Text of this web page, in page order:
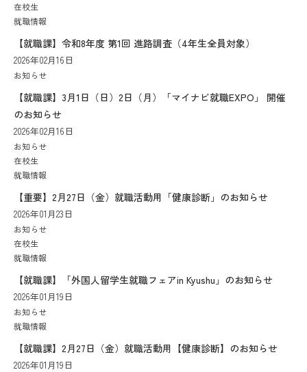
在校生
就職情報
【就職課】令和8年度 第1回 進路調査（4年生全員対象）
2026年02月16日
お知らせ
【就職課】3月1日（日）2日（月）「マイナビ就職EXPO」 開催
のお知らせ
2026年02月16日
お知らせ
在校生
就職情報
【重要】2月27日（金）就職活動用「健康診断」のお知らせ
2026年01月23日
お知らせ
在校生
就職情報
【就職課】「外国人留学生就職フェアin Kyushu」のお知らせ
2026年01月19日
お知らせ
就職情報
【就職課】2月27日（金）就職活動用【健康診断】のお知らせ
2026年01月19日